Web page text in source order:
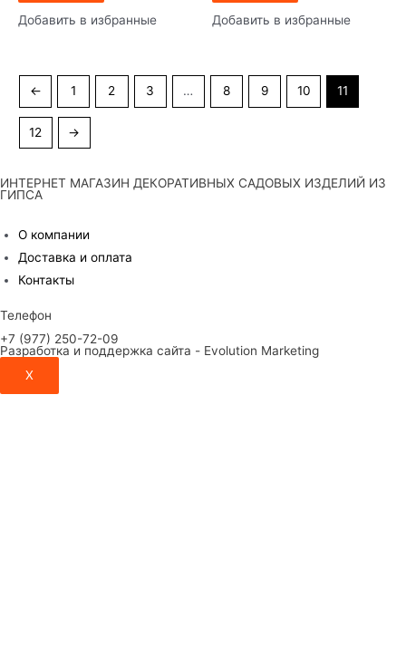
Добавить в избранные Добавить в избранные
← 1 2 3 … 8 9 10 11
12 →
ИНТЕРНЕТ МАГАЗИН ДЕКОРАТИВНЫХ САДОВЫХ ИЗДЕЛИЙ ИЗ
ГИПСА
О компании
Доставка и оплата
Контакты
Телефон
+7 (977) 250-72-09
Разработка и поддержка сайта - Evolution Marketing
X